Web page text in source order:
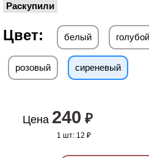
Раскупили
Цвет: белый голубой
розовый сиреневый
Цена 240 ₽
1 шт:12 ₽